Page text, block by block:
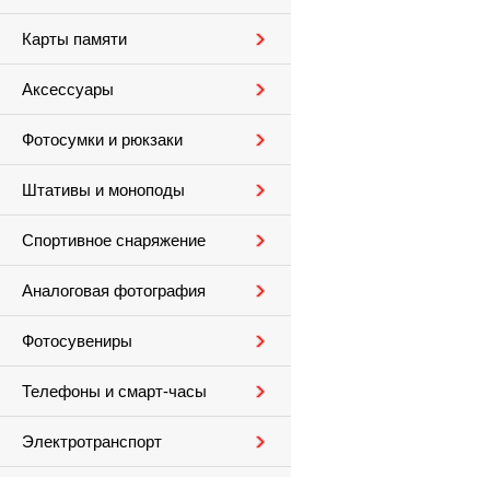
Карты памяти
Аксессуары
Фотосумки и рюкзаки
Штативы и моноподы
Спортивное снаряжение
Аналоговая фотография
Фотосувениры
Телефоны и смарт-часы
Электротранспорт